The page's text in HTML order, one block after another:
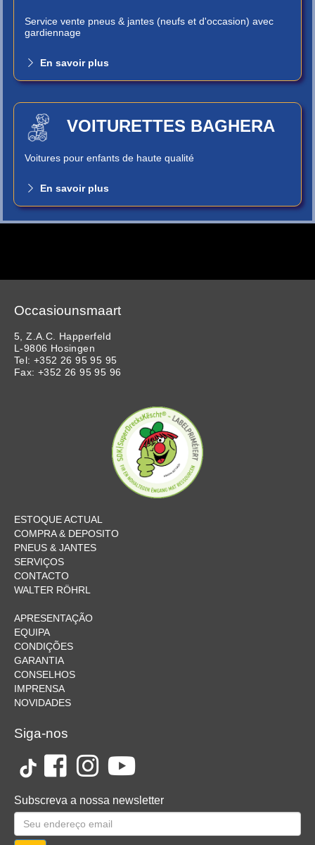
Service vente pneus & jantes (neufs et d'occasion) avec
gardiennage
En savoir plus
VOITURETTES BAGHERA
Voitures pour enfants de haute qualité
En savoir plus
Occasiounsmaart
5, Z.A.C. Happerfeld
L-9806 Hosingen
Tel: +352 26 95 95 95
Fax: +352 26 95 95 96
ESTOQUE ACTUAL
COMPRA & DEPOSITO
PNEUS & JANTES
SERVIÇOS
CONTACTO
WALTER RÖHRL
APRESENTAÇÃO
EQUIPA
CONDIÇÕES
GARANTIA
CONSELHOS
IMPRENSA
NOVIDADES
Siga-nos
Subscreva a nossa newsletter